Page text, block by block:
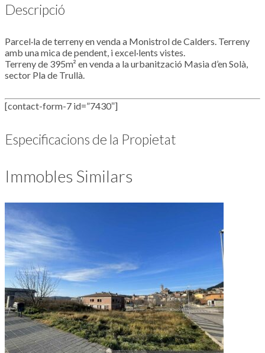
Descripció
Parcel·la de terreny en venda a Monistrol de Calders. Terreny
amb una mica de pendent, i excel·lents vistes.
Terreny de 395m² en venda a la urbanització Masia d’en Solà,
sector Pla de Trullà.
[contact-form-7 id=”7430″]
Especificacions de la Propietat
Immobles Similars